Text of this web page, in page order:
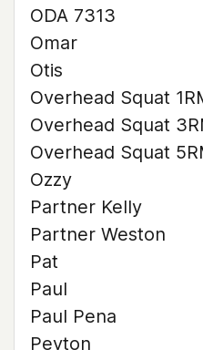
ODA 7313
Omar
Otis
Overhead Squat
Overhead Squat
Overhead Squat
Ozzy
Partner Kelly
Partner Weston
Pat
Paul
Paul Pena
Peyton